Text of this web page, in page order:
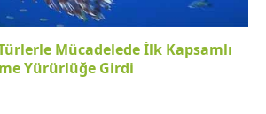
Mücadelede İlk Kapsamlı
Yürürlüğe Girdi